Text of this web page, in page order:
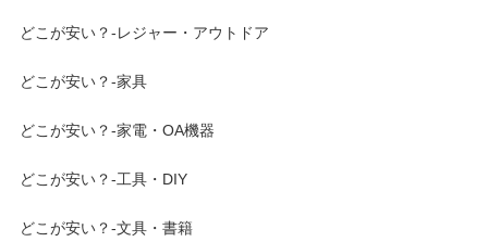
どこが安い？-レジャー・アウトドア
どこが安い？-家具
どこが安い？-家電・OA機器
どこが安い？-工具・DIY
どこが安い？-文具・書籍